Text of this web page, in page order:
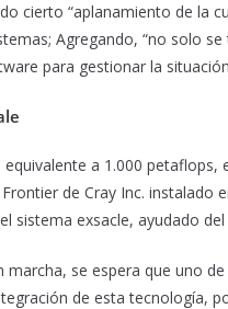
cierto “aplanamiento de la
Agregando, “no solo
para gestionar la
a 1.000 petaflops,
de Cray Inc. instalado
sistema exsacle, ayudado
se espera que uno
de esta tecnología,